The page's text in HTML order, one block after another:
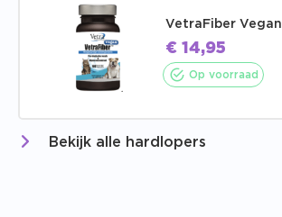
VetraFiber Vegan
€ 14,95
Op voorraad
Bekijk alle hardlopers